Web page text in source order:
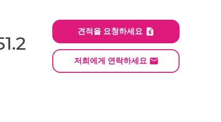
견적을 요청하세요
저희에게 연락하세요